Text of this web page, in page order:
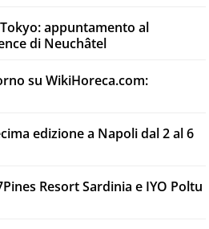
appuntamento al
di Neuchâtel
su WikiHoreca.com:
edizione a Napoli dal 2 al 6
Resort Sardinia e IYO Poltu